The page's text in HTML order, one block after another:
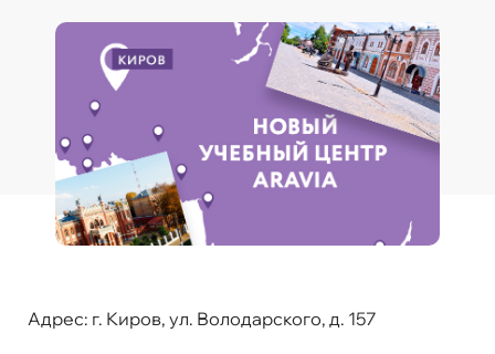
Адрес: г. Киров, ул. Володарского, д. 157